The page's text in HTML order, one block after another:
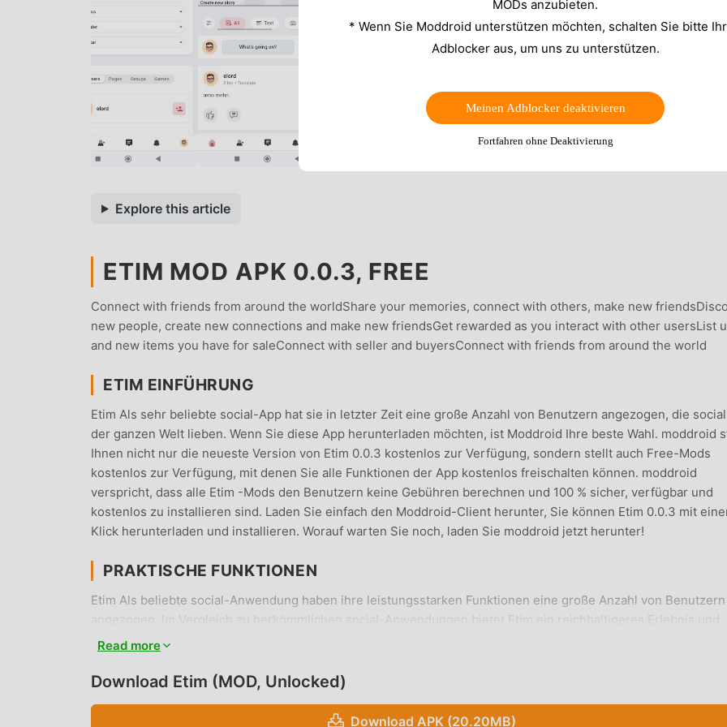
Explore this article
ETIM MOD APK 0.0.3, FREE
Connect with friends from around the worldShare your memories, connect with others, make new
new people, create new connections and make new friendsGet rewarded as you interact with other usersList
and new items you have for saleConnect with seller and buyersConnect with friends from around the world
ETIM EINFÜHRUNG
Etim Als sehr beliebte social-App hat sie in letzter Zeit eine große Anzahl von Benutzern angezogen, die
der ganzen Welt lieben. Wenn Sie diese App herunterladen möchten, ist Moddroid Ihre beste Wahl. moddroid
Ihnen nicht nur die neueste Version von Etim 0.0.3 kostenlos zur Verfügung, sondern stellt auch Free-Mods
kostenlos zur Verfügung, mit denen Sie alle Funktionen der App kostenlos freischalten können. moddroid
verspricht, dass alle Etim -Mods den Benutzern keine Gebühren berechnen und 100 % sicher, verfügbar und
kostenlos zu installieren sind. Laden Sie einfach den Moddroid-Client herunter, Sie können Etim 0.0.3 mit
Klick herunterladen und installieren. Worauf warten Sie noch, laden Sie moddroid jetzt herunter!
PRAKTISCHE FUNKTIONEN
Etim Als beliebte social-Anwendung haben ihre leistungsstarken Funktionen eine große Anzahl von Benutzern
angezogen. Im Vergleich zu herkömmlichen social-Anwendungen bietet Etim ein reichhaltigeres Erlebnis und
leistungsfähigere Funktionen. Sie müssen nur Etim 0.0.3 herunterladen und installieren, Sie können alle
Anwendung social für Fans, um Erfahrungen auszutauschen, die Freude zu teilen, die sie in der Anwendung
Read more
Download Etim (MOD, Unlocked)
Download APK (20.20MB)
MODs anzubieten.
* Wenn Sie Moddroid unterstützen möchten, schalten Sie bitte
Adblocker aus, um uns zu unterstützen.
Meinen Adblocker deaktivieren
Fortfahren ohne Deaktivierung